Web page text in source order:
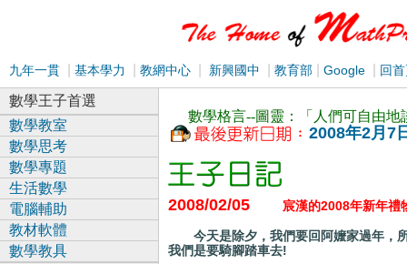
九年一貫 基本學力 教網中心 新興國中 教育部 Google 回
數學格言--圖靈：「人們可自由
2008年2月7
2008/02/05 宸漢的2008年新年禮
今天是除夕，我們要回阿嬤家過年，所
我們是要騎腳踏車去!
數學王子首選
數學教室
數學思考
數學專題
生活數學
電腦輔助
教材軟體
數學教具